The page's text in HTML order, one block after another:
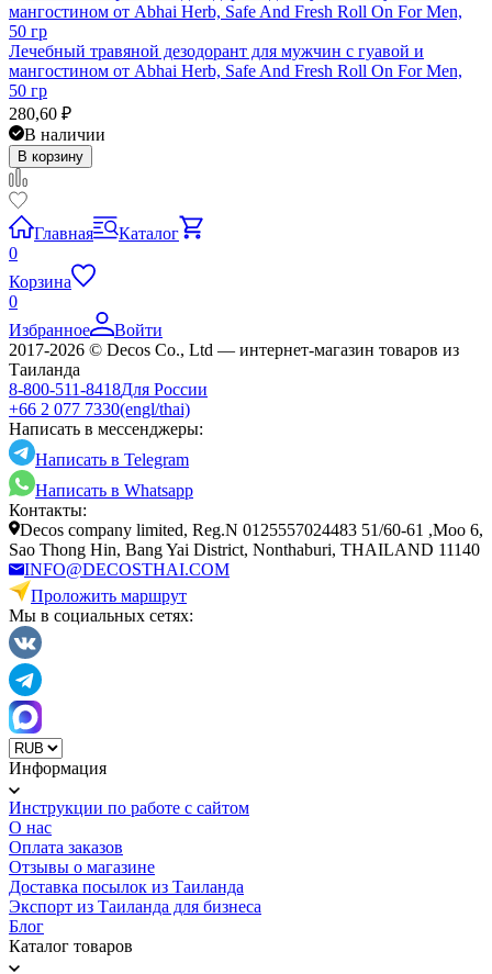
Лечебный травяной дезодорант для мужчин с гуавой и
мангостином от Abhai Herb, Safe And Fresh Roll On For Men,
50 гр
280,60 ₽
В наличии
В корзину
Главная
Каталог
0
Корзина
0
Избранное
Войти
2017-2026 © Decos Co., Ltd — интернет-магазин товаров из
Таиланда
8-800-511-8418Для России
+66 2 077 7330(engl/thai)
Написать в мессенджеры:
Написать в Telegram
Написать в Whatsapp
Контакты:
Decos company limited, Reg.N 0125557024483 51/60-61 ,Moo 6,
Sao Thong Hin, Bang Yai District, Nonthaburi, THAILAND 11140
INFO@DECOSTHAI.COM
Проложить маршрут
Мы в социальных сетях:
Информация
Инструкции по работе с сайтом
О нас
Оплата заказов
Отзывы о магазине
Доставка посылок из Таиланда
Экспорт из Таиланда для бизнеса
Блог
Каталог товаров